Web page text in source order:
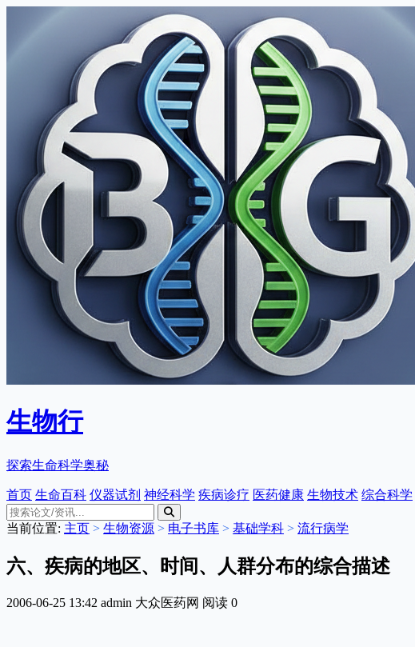
生物行
探索生命科学奥秘
首页 生命百科 仪器试剂 神经科学 疾病诊疗 医药健康 生物技术 综合科学
当前位置: 主页 > 生物资源 > 电子书库 > 基础学科 > 流行病学
六、疾病的地区、时间、人群分布的综合描述
2006-06-25 13:42 admin 大众医药网 阅读 0